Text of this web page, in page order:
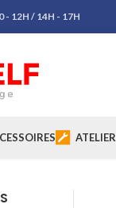
- 12H / 14H - 17H
ATELIER